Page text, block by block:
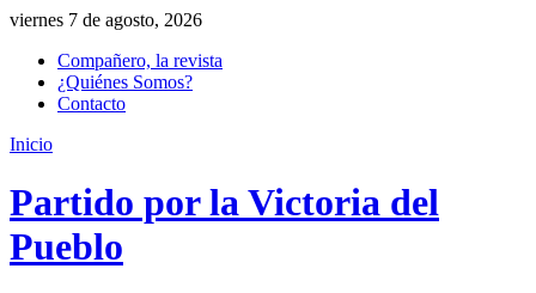
viernes 7 de agosto, 2026
Compañero, la revista
¿Quiénes Somos?
Contacto
Inicio
Partido por la Victoria del
Pueblo